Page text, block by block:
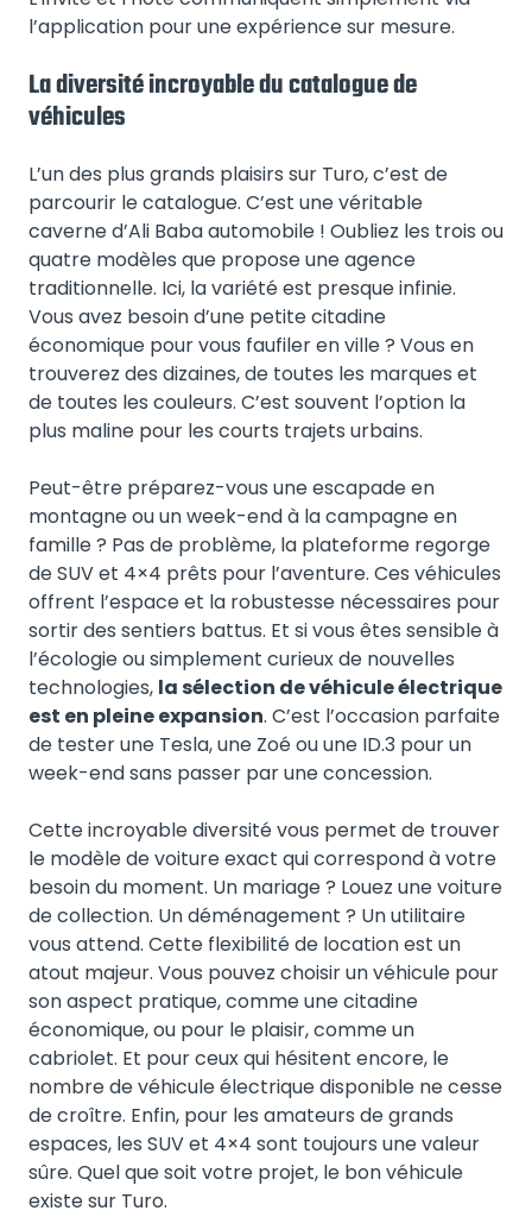
l’application pour une expérience sur mesure.
La diversité incroyable du catalogue de
véhicules
L’un des plus grands plaisirs sur Turo, c’est de
parcourir le catalogue. C’est une véritable
caverne d’Ali Baba automobile ! Oubliez les trois ou
quatre modèles que propose une agence
traditionnelle. Ici, la variété est presque infinie.
Vous avez besoin d’une petite citadine
économique pour vous faufiler en ville ? Vous en
trouverez des dizaines, de toutes les marques et
de toutes les couleurs. C’est souvent l’option la
plus maline pour les courts trajets urbains.
Peut-être préparez-vous une escapade en
montagne ou un week-end à la campagne en
famille ? Pas de problème, la plateforme regorge
de SUV et 4×4 prêts pour l’aventure. Ces véhicules
offrent l’espace et la robustesse nécessaires pour
sortir des sentiers battus. Et si vous êtes sensible à
l’écologie ou simplement curieux de nouvelles
technologies, la sélection de véhicule électrique
est en pleine expansion. C’est l’occasion parfaite
de tester une Tesla, une Zoé ou une ID.3 pour un
week-end sans passer par une concession.
Cette incroyable diversité vous permet de trouver
le modèle de voiture exact qui correspond à votre
besoin du moment. Un mariage ? Louez une voiture
de collection. Un déménagement ? Un utilitaire
vous attend. Cette flexibilité de location est un
atout majeur. Vous pouvez choisir un véhicule pour
son aspect pratique, comme une citadine
économique, ou pour le plaisir, comme un
cabriolet. Et pour ceux qui hésitent encore, le
nombre de véhicule électrique disponible ne cesse
de croître. Enfin, pour les amateurs de grands
espaces, les SUV et 4×4 sont toujours une valeur
sûre. Quel que soit votre projet, le bon véhicule
existe sur Turo.